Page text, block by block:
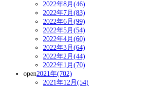
2022年8月(46)
2022年7月(83)
2022年6月(99)
2022年5月(54)
2022年4月(60)
2022年3月(64)
2022年2月(44)
2022年1月(70)
open2021年(702)
2021年12月(54)